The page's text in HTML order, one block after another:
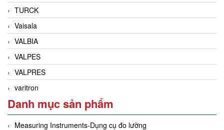
TURCK
Vaisala
VALBIA
VALPES
VALPRES
varitron
Danh mục sản phẩm
Measuring Instruments-Dụng cụ đo lường